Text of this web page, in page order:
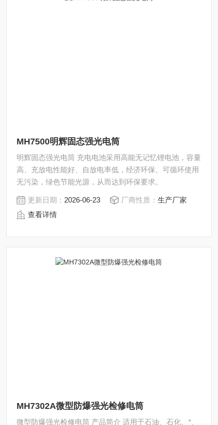
MH7500明辉固态强光电筒
明辉固态强光电筒 充电电池采用高能无记忆锂电池，容量
高、充放电性能好、自放电率低，经济环保、可循环使用
无污染，绿色节能光源，从而达到环保要求。
更新日期： 2026-06-23 厂商性质：生产厂家
查看详情
MH7302A微型防爆强光检修电筒
微型防爆强光检修电筒 产品简介 适用于石油、石化、*、